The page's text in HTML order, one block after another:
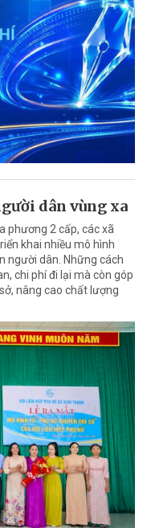
dân vùng xa
phương 2 cấp, các xã
khai nhiều mô hình
người dân. Những cách
chi phí đi lại mà còn góp
nâng cao chất lượng